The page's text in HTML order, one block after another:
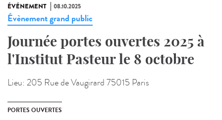
ÉVÉNEMENT 08.10.2025
Évènement grand public
Journée portes ouvertes 2025 à
l'Institut Pasteur le 8 octobre
Lieu: 205 Rue de Vaugirard 75015 Paris
PORTES OUVERTES